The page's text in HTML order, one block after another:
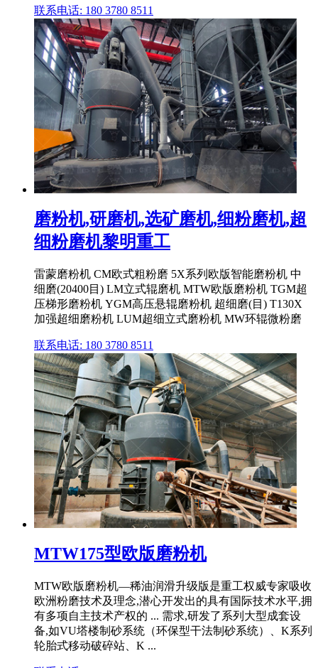
联系电话: 180 3780 8511
磨粉机,研磨机,选矿磨机,细粉磨机,超
细粉磨机黎明重工
雷蒙磨粉机 CM欧式粗粉磨 5X系列欧版智能磨粉机 中
细磨(20400目) LM立式辊磨机 MTW欧版磨粉机 TGM超
压梯形磨粉机 YGM高压悬辊磨粉机 超细磨(目) T130X
加强超细磨粉机 LUM超细立式磨粉机 MW环辊微粉磨
联系电话: 180 3780 8511
MTW175型欧版磨粉机
MTW欧版磨粉机—稀油润滑升级版是重工权威专家吸收
欧洲粉磨技术及理念,潜心开发出的具有国际技术水平,拥
有多项自主技术产权的 ... 需求,研发了系列大型成套设
备,如VU塔楼制砂系统（环保型干法制砂系统）、K系列
轮胎式移动破碎站、K ...